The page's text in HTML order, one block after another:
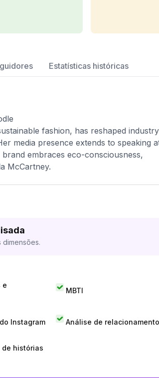
Estatísticas históricas
fashion, has reshaped industry
media presence extends to speaking
embraces eco-consciousness,
McCartney.
dimensões.
e
MBTI
Instagram Análise de relacionamento
histórias